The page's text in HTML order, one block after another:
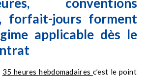
correctement une fois embauché.
forfait-jours forment
applicable dès le
35 heures hebdomadaires c’est le point